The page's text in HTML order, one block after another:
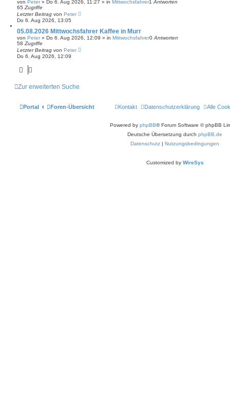
von Peter» Do 6. Aug 2026, 11:27 » in Mittwochsfahrer1 Antworten
65 Zugriffe
Letzter Beitrag von Peter
Do 6. Aug 2026, 13:05
05.08.2026 Mittwochsfahrer Kaffee in Murr
von Peter» Do 6. Aug 2026, 12:09 » in Mittwochsfahrer0 Antworten
58 Zugriffe
Letzter Beitrag von Peter
Do 6. Aug 2026, 12:09
Zur erweiterten Suche
Portal Foren-Übersicht Alle
Datenschutzerklärung
Kontakt
Powered by phpBB® Forum Software © phpBB
Deutsche Übersetzung durch phpBB.de
Datenschutz | Nutzungsbedingungen
Customized by WireSys